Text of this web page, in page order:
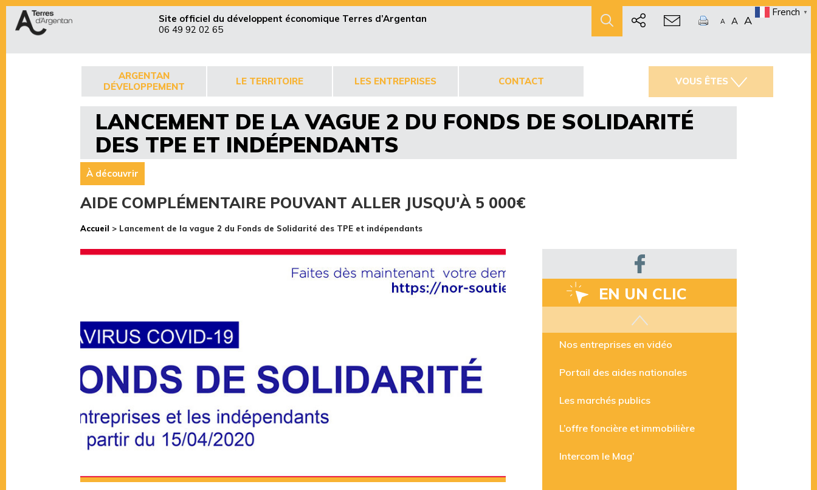
Site officiel du développent économique Terres d’Argentan
06 49 92 02 65
A A A
French ▼
ARGENTAN
DÉVELOPPEMENT
LE TERRITOIRE LES ENTREPRISES CONTACT VOUS ÊTES
LANCEMENT DE LA VAGUE 2 DU FONDS DE SOLIDARITÉ
DES TPE ET INDÉPENDANTS
À découvrir
AIDE COMPLÉMENTAIRE POUVANT ALLER JUSQU'À 5 000€
Accueil > Lancement de la vague 2 du Fonds de Solidarité des TPE et indépendants
EN UN CLIC
Les aides disponibles
Nos entreprises en vidéo
Portail des aides nationales
Les marchés publics
L’offre foncière et immobilière